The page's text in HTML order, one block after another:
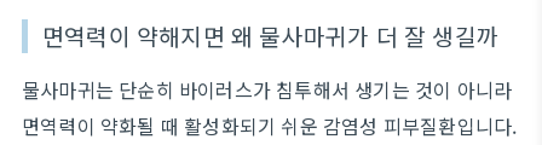
면역력이 약해지면 왜 물사마귀가 더 잘 생길까
물사마귀는 단순히 바이러스가 침투해서 생기는 것이 아니라
면역력이 약화될 때 활성화되기 쉬운 감염성 피부질환입니다.